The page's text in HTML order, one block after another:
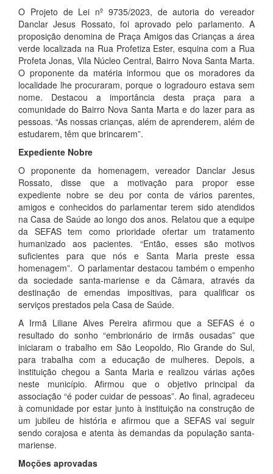
O Projeto de Lei nº 9735/2023, de autoria do vereador
Danclar Jesus Rossato, foi aprovado pelo parlamento. A
proposição denomina de Praça Amigos das Crianças a área
verde localizada na Rua Profetiza Ester, esquina com a Rua
Profeta Jonas, Vila Núcleo Central, Bairro Nova Santa Marta.
O proponente da matéria informou que os moradores da
localidade lhe procuraram, porque o logradouro estava sem
nome. Destacou a importância desta praça para a
comunidade do Bairro Nova Santa Marta e do lazer para as
pessoas. “As nossas crianças, além de aprenderem, além de
estudarem, têm que brincarem”.
Expediente Nobre
O proponente da homenagem, vereador Danclar Jesus
Rossato, disse que a motivação para propor esse
expediente nobre se deu por conta de vários parentes,
amigos e conhecidos do parlamentar terem sido atendidos
na Casa de Saúde ao longo dos anos. Relatou que a equipe
da SEFAS tem como prioridade ofertar um tratamento
humanizado aos pacientes. “Então, esses são motivos
suficientes para que nós e Santa Maria preste essa
homenagem”. O parlamentar destacou também o empenho
da sociedade santa-mariense e da Câmara, através da
destinação de emendas impositivas, para qualificar os
serviços prestados pela Casa de Saúde.
A Irmã Liliane Alves Pereira afirmou que a SEFAS é o
resultado do sonho “embrionário de irmãs ousadas” que
iniciaram o trabalho em São Leopoldo, Rio Grande do Sul,
para trabalha com a educação de mulheres. Depois, a
instituição chegou a Santa Maria e realizou várias ações
neste município. Afirmou que o objetivo principal da
associação “é poder cuidar de pessoas”. Ao final, agradeceu
à comunidade por estar junto à instituição na construção de
um jubileu de história e afirmou que a SEFAS vai seguir
sendo corajosa e atenta às demandas da população santa-
mariense.
Moções aprovadas